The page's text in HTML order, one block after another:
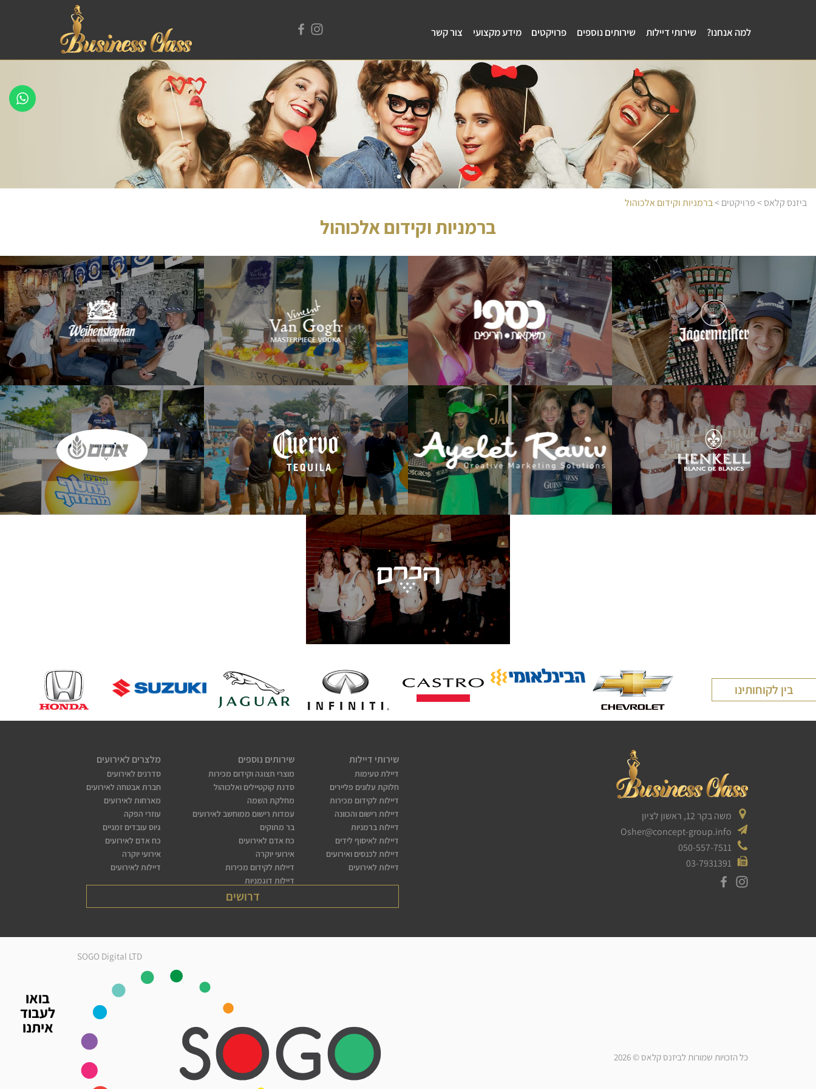
למה אנחנו? שירותי דיילות שירותים נוספים פרויקטים מידע מקצועי צור קשר
בואו
לעבוד
איתנו
ביזנס קלאס>פרויקטים>ברמניות וקידום אלכוהול
ברמניות וקידום אלכוהול
דיילות "ביזנס קלאס דיילות" טיילו באוטובוס ממותג ברחבי
הארץ, עצרו בברים וחילקו מתנות ויגרמייסטר ללקוחות
פונציאליים, במסגרת פרויקט בהפקת "לילו הפקות".
לעמוד הפרויקט
דיילות ודוגמניות "ביזנס קלאס דיילות" קידמו את מכירות וודקה
"Three Olives" ומותגים נוספים מבית חברת "כספי משקאות"
בקיוסקים, במגוון נקודות מכירה ברחבי הארץ, באירועים נבחרים
ועוד.
לעמוד הפרויקט
דיילות ודוגמניות "ביזנס קלאס דיילות" ביצעו קמפיין קידום
מכירות של וודקה "וואן גוך" ומותגים נוספים מבית חברת
"ספיריטים" בקיוסקים ובנקודות מכירה ברחבי הארץ, באירועים
נבחרים ובחתונות (מבצע וודקה וואן גוך לחתונות).
לעמוד הפרויקט
דיילות "ביזנס קלאס" בתלבושות מיוחדות קידמו את בירה
"ויינשטפן" בברים בכל רחבי הארץ באמצעות פעילות משמחת
וחלוקת אביזרי קידום מכירות, עבור הפקות "איילת רביב", לכבוד
אוקטוברפאסט - פסטיבל הבירה הגרמני
לעמוד הפרויקט
דיילות דוגמניות של "ביזנס קלאס דיילות", שביניהן שתי דוגמניות
בודי ארט, קיבלו את פני אורחי מסיבת הסילבסטר והציעו להם
להתכבד בכוסית שמפניה של HENKEL. בנוסף, הדיילות הציעו
מגשי שתיית שמפניה חופשית במהלך הערב.
לעמוד הפרויקט
דיילות "ביזנס קלאס דיילות", עבור חברת הפקת האירועים
"איילת רביב", שימחו את חוגגי סנט פטריק בפעילות קידום
מכירות חוויתית של וויסקי בושמילס ובירה גינס.
לעמוד הפרויקט
דיילות "ביזנס קלאס דיילות" ביצעו קידום מכירות לטקילה
"קווארבו" מבית "כספי משקאות" במסיבת בריכה סגורה
למוזמנים בלבד בקאנטרי הרצליה. הדיילות, שלבשו בגדי ים
ממותגים, חילקו מתנפחים ואביזרים לאורחים והרימו את המורל.
לעמוד הפרויקט
דיילות "ביזנס קלאס דיילות", הלבושות ככדורגלניות, קיבלו את
פני המוזמנים לאירוע "נחטף מהמדף" של "אסם" באווירת
מונדיאל שהתקיים בגולטיים בתל אביב, עבור חברת ההפקה
לעמוד הפרויקט
36 דיילות מבית "ביזנס קלאס דיילות" ביצעו קידום מכירות
בפרזנטציה בלתי נשכחת לוודקה פרימיום LEVEL, עבור חברת
"הכרם" - הדיילות הלבושות בגופיות ממותגות עלו לבמה כאשר
בידי כל אחת מהן בקבוק וודקה במיכל יוקרתי.
לעמוד הפרויקט
בין לקוחותינו
משה בקר 12, ראשון לציון
Osher@concept-group.info
050-557-7511
03-7931391
שירותי דיילות
דיילת טעימות
חלוקת עלונים פליירים
דיילות לקידום מכירות
דיילות רישום והכוונה
דיילות ברמניות
דיילות לאיסוף לידים
דיילות לכנסים ואירועים
דיילות לאירועים
שירותים נוספים
מוצרי תצוגה וקידום מכירות
סדנת קוקטיילים ואלכוהול
מחלקת השמה
עמדות רישום ממוחשב לאירועים
בר מתוקים
כח אדם לאירועים
אירועי יוקרה
דיילות לקידום מכירות
דיילות דוגמניות
מלצרים לאירועים
סדרנים לאירועים
חברת אבטחה לאירועים
מארחות לאירועים
עוזרי הפקה
גיוס עובדים זמניים
כח אדם לאירועים
אירועי יוקרה
דיילות לאירועים
דרושים
כל הזכויות שמורות לביזנס קלאס © 2026
SOGO Digital LTD